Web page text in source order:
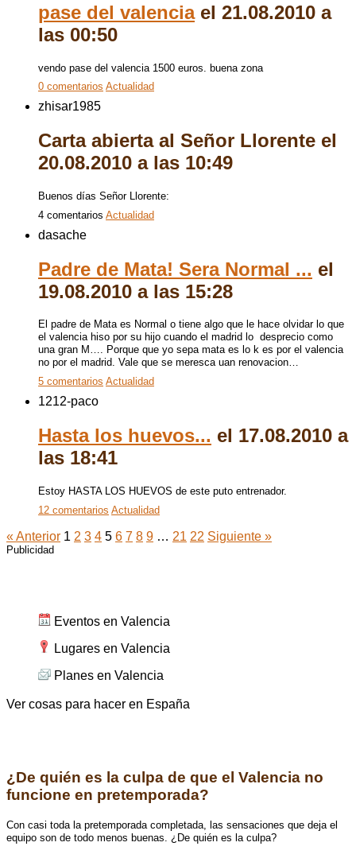
pase del valencia el 21.08.2010 a
las 00:50
vendo pase del valencia 1500 euros. buena zona
0 comentarios Actualidad
zhisar1985
Carta abierta al Señor Llorente el
20.08.2010 a las 10:49
Buenos días Señor Llorente:
4 comentarios Actualidad
dasache
Padre de Mata! Sera Normal ... el
19.08.2010 a las 15:28
El padre de Mata es Normal o tiene algo que le hace olvidar lo que
el valencia hiso por su hijo cuando el madrid lo desprecio como
una gran M…. Porque que yo sepa mata es lo k es por el valencia
no por el madrid. Vale que se meresca uan renovacion…
5 comentarios Actualidad
1212-paco
Hasta los huevos... el 17.08.2010 a
las 18:41
Estoy HASTA LOS HUEVOS de este puto entrenador.
12 comentarios Actualidad
« Anterior 1 2 3 4 5 6 7 8 9 … 21 22 Siguiente »
Publicidad
Eventos en Valencia
Lugares en Valencia
Planes en Valencia
Ver cosas para hacer en España
¿De quién es la culpa de que el Valencia no
funcione en pretemporada?
Con casi toda la pretemporada completada, las sensaciones que deja el
equipo son de todo menos buenas. ¿De quién es la culpa?